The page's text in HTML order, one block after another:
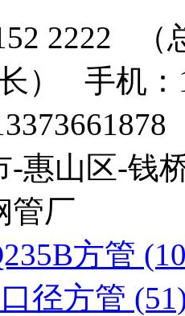
2222 （
） 手机
-惠山区-钱
管厂
方管
径方管